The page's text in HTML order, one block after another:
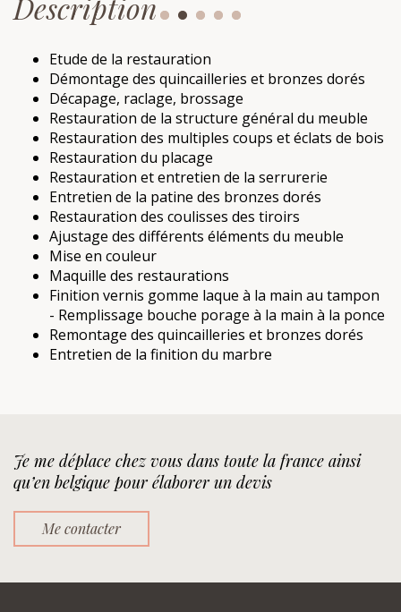
Etude de la restauration
Démontage des quincailleries et bronzes dorés
Décapage, raclage, brossage
Restauration de la structure général du meuble
Restauration des multiples coups et éclats de bois
Restauration du placage
Restauration et entretien de la serrurerie
Entretien de la patine des bronzes dorés
Restauration des coulisses des tiroirs
Ajustage des différents éléments du meuble
Mise en couleur
Maquille des restaurations
Finition vernis gomme laque à la main au tampon
- Remplissage bouche porage à la main à la ponce
Remontage des quincailleries et bronzes dorés
Entretien de la finition du marbre
Je me déplace chez vous dans toute la france ainsi
qu’en belgique pour élaborer un devis
Me contacter